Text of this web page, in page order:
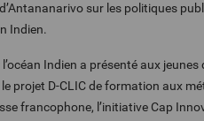
sur les politiques
Indien.
Indien a présenté aux
projet D-CLIC de formation aux
francophone, l’initiative Cap